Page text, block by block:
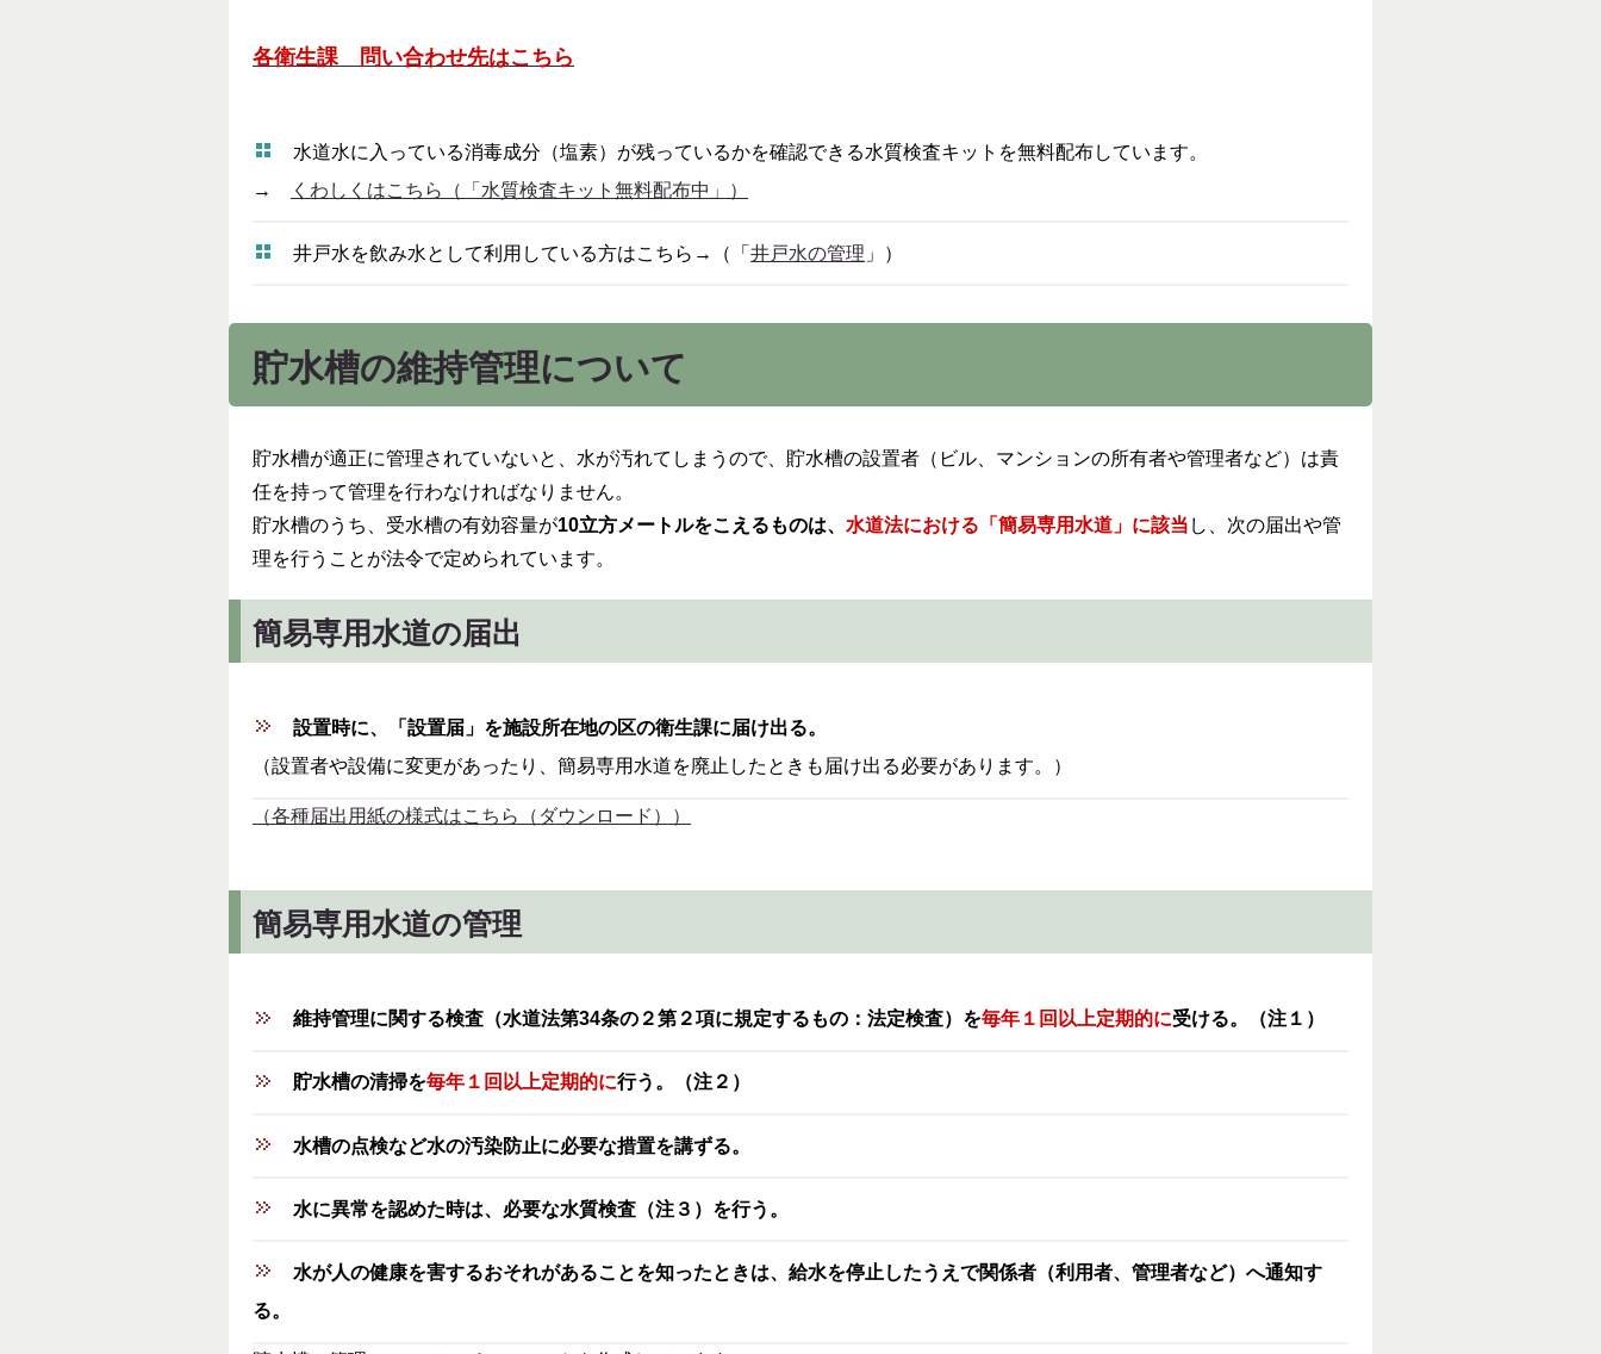
各衛生課 問い合わせ先はこちら
水道水に入っている消毒成分（塩素）が残っているかを確認できる水質検査キットを無料配布しています。
→
くわしくはこちら（「水質検査キット無料配布中」）
井戸水を飲み水として利用している方はこちら→（「 井戸水の管理 」）
貯水槽の維持管理について
貯水槽が適正に管理されていないと、水が汚れてしまうので、貯水槽の設置者（ビル、マンションの所有者や管理者など）は責
任を持って管理を行わなければなりません。
貯水槽のうち、受水槽の有効容量が10立方メートルをこえるものは、 水道法における「簡易専用水道」に該当 し、次の届出や管
理を行うことが法令で定められています。
簡易専用水道の届出
設置時に、「設置届」を施設所在地の区の衛生課に届け出る。
（設置者や設備に変更があったり、簡易専用水道を廃止したときも届け出る必要があります。）
（各種届出用紙の様式はこちら（ダウンロード））
簡易専用水道の管理
維持管理に関する検査（水道法第34条の２第２項に規定するもの：法定検査）を毎年１回以上定期的に受ける。（注１）
貯水槽の清掃を毎年１回以上定期的に行う。（注２）
水槽の点検など水の汚染防止に必要な措置を講ずる。
水に異常を認めた時は、必要な水質検査（注３）を行う。
水が人の健康を害するおそれがあることを知ったときは、給水を停止したうえで関係者（利用者、管理者など）へ通知す
る。